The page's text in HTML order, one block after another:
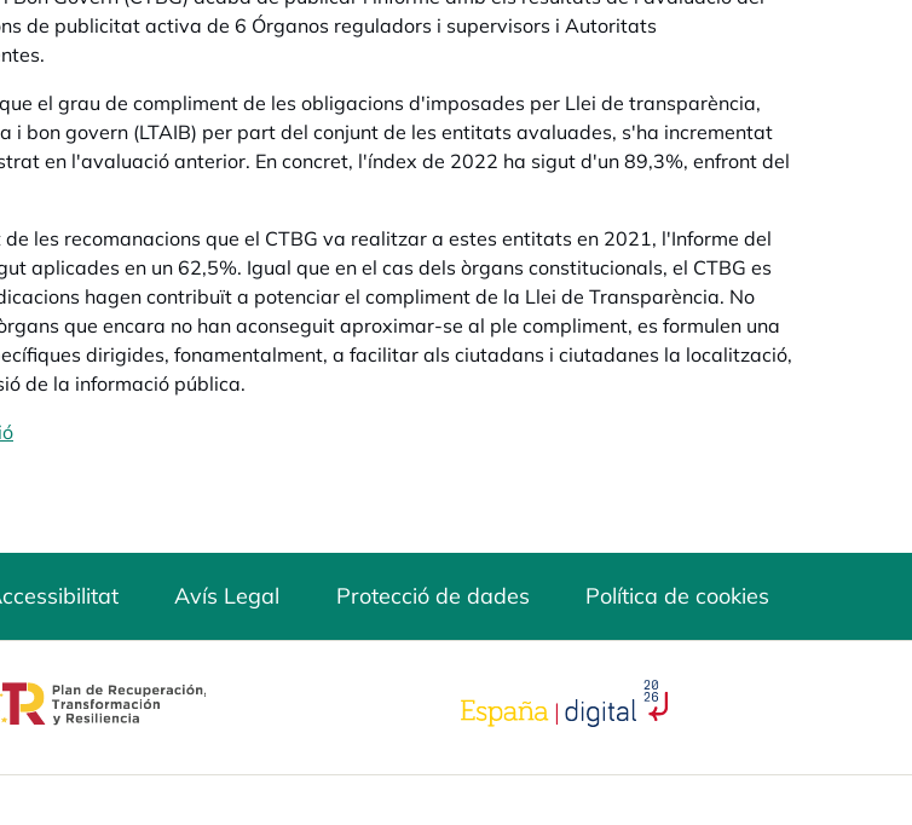
de publicitat activa de 6 Órganos reguladors i supervisors i Autoritats
el grau de compliment de les obligacions d'imposades per Llei de transparència,
i bon govern (LTAIB) per part del conjunt de les entitats avaluades, s'ha incrementat
en l'avaluació anterior. En concret, l'índex de 2022 ha sigut d'un 89,3%, enfront del
de les recomanacions que el CTBG va realitzar a estes entitats en 2021, l'Informe del
aplicades en un 62,5%. Igual que en el cas dels òrgans constitucionals, el CTBG es
hagen contribuït a potenciar el compliment de la Llei de Transparència. No
que encara no han aconseguit aproximar-se al ple compliment, es formulen una
dirigides, fonamentalment, a facilitar als ciutadans i ciutadanes la localització,
de la informació pública.
Avís Legal Protecció de dades Política de cookies
opens in a new tab opens in a new tab